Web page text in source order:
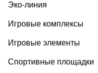
Эко-линия
Игровые комплексы
Игровые элементы
Спортивные площадки